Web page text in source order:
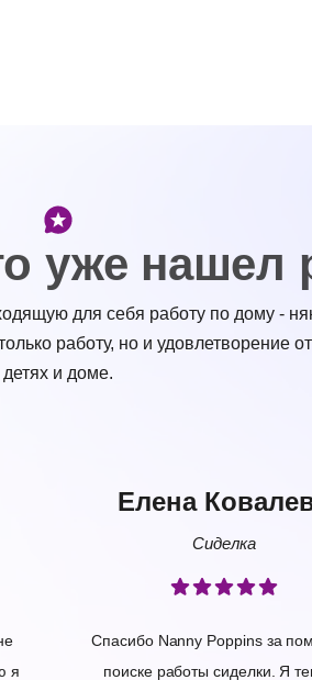
уже нашел
для себя работу по дому -
работу, но и удовлетворение
детях и доме.
я
Елена
Сиделка
Спасибо Nanny Poppins за
поиске работы сиделки. Я